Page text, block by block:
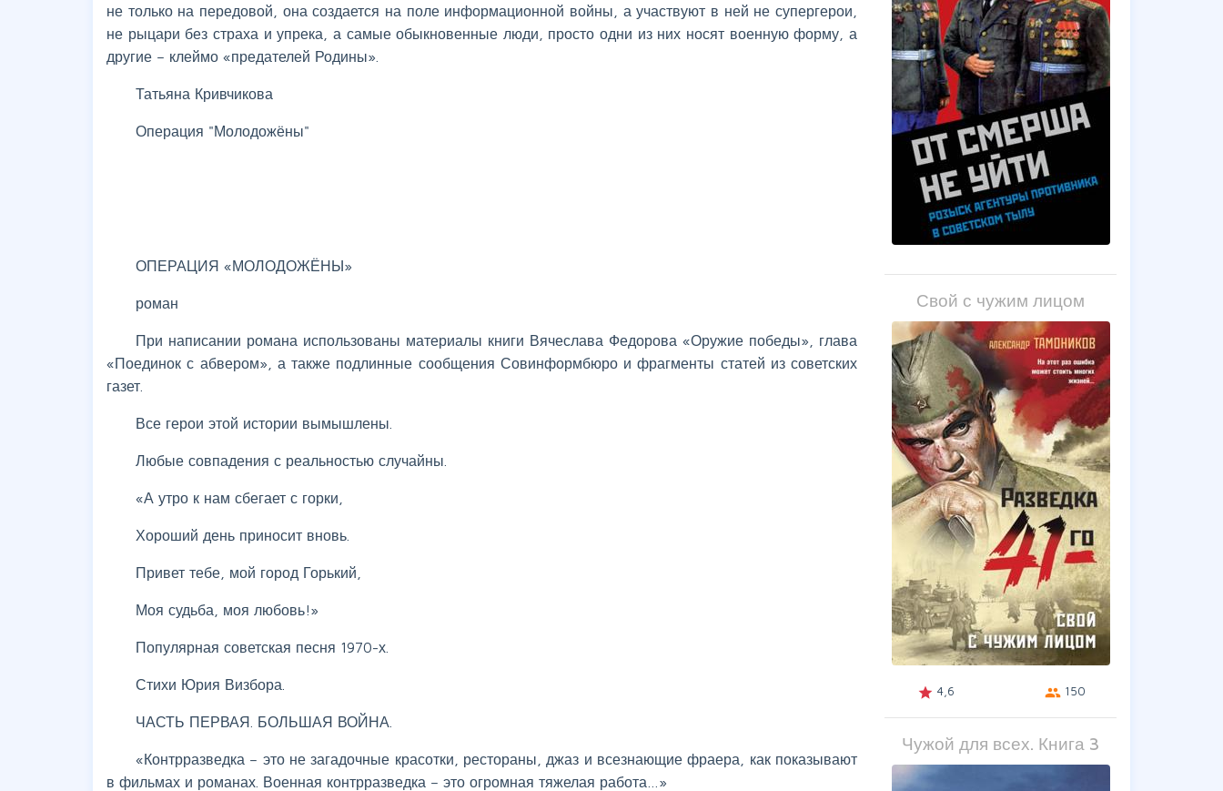
не только на передовой, она создается на поле информационной войны, а участвуют в ней не супергерои,
не рыцари без страха и упрека, а самые обыкновенные люди, просто одни из них носят военную форму, а
другие – клеймо «предателей Родины».
Татьяна Кривчикова
Операция "Молодожёны"
ОПЕРАЦИЯ «МОЛОДОЖЁНЫ»
роман
При написании романа использованы материалы книги Вячеслава Федорова «Оружие победы», глава
«Поединок с абвером», а также подлинные сообщения Совинформбюро и фрагменты статей из советских
газет.
Все герои этой истории вымышлены.
Любые совпадения с реальностью случайны.
«А утро к нам сбегает с горки,
Хороший день приносит вновь.
Привет тебе, мой город Горький,
Моя судьба, моя любовь!»
Популярная советская песня 1970-х.
Стихи Юрия Визбора.
ЧАСТЬ ПЕРВАЯ. БОЛЬШАЯ ВОЙНА.
«Контрразведка – это не загадочные красотки, рестораны, джаз и всезнающие фраера, как показывают
в фильмах и романах. Военная контрразведка – это огромная тяжелая работа…»
Свой с чужим лицом
grade 4,6 group 150
Чужой для всех. Книга 3